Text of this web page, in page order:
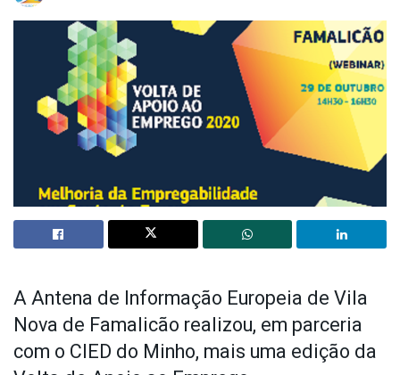
A Antena de Informação Europeia de Vila
Nova de Famalicão realizou, em parceria
com o CIED do Minho, mais uma edição da